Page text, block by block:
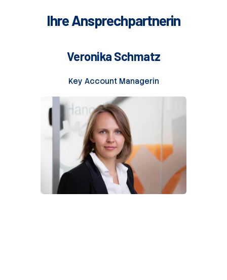
Ihre Ansprechpartnerin
Veronika Schmatz
Key Account Managerin